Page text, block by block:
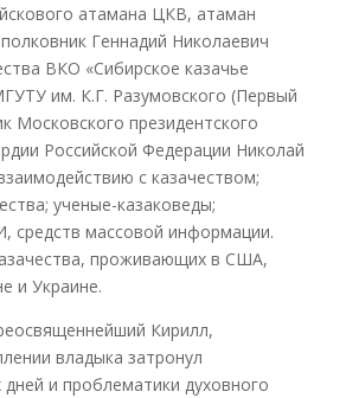
атамана ЦКВ, атаман
Геннадий Николаевич
ВКО «Сибирское казачье
им. К.Г. Разумовского (Первый
Московского президентского
Российской Федерации Николай
с казачеством;
ученые-казаковеды;
средств массовой информации.
проживающих в США,
и Украине.
нейший Кирилл,
владыка затронул
дней и проблематики духовного